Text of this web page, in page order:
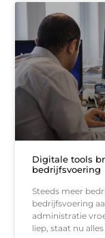
Digitale tools
bedrijfsvoering
Steeds meer
bedrijfsvoering
administratie
liep, staat nu